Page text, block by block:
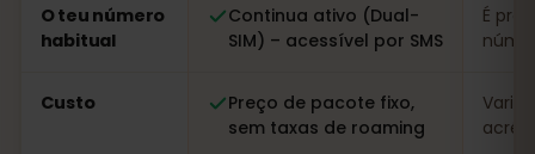
O teu número
habitual
Continua ativo (Dual-
SIM) – acessível por SMS
É
Custo
Preço de pacote fixo,
sem taxas de roaming